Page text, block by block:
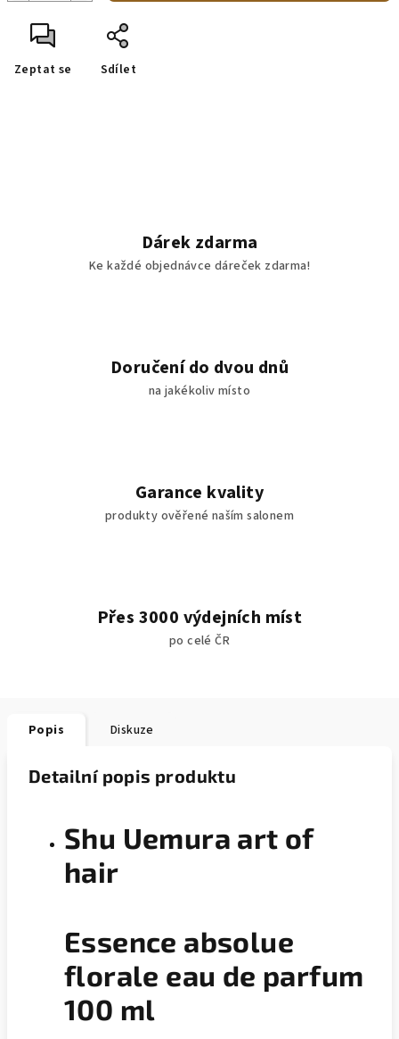
Zeptat se Sdílet
Dárek zdarma
Ke každé objednávce dáreček zdarma!
Doručení do dvou dnů
na jakékoliv místo
Garance kvality
produkty ověřené naším salonem
Přes 3000 výdejních míst
po celé ČR
Popis Diskuze
Detailní popis produktu
Shu Uemura art of
hair
Essence absolue
florale eau de parfum
100 ml